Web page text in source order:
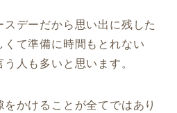
デーだから思い出に残した
て準備に時間もとれない
人も多いと思います。
かけることが全てではあり